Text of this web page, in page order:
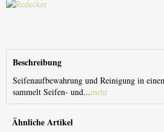
Beschreibung
Seifenaufbewahrung und Reinigung in
sammelt Seifen- und...mehr
Ähnliche Artikel